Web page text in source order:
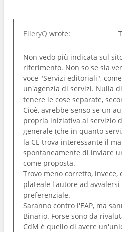
ElleryQ wrote:
Non vedo più indicata sul
riferimento. Non so se sia
voce "Servizi editoriali",
un'agenzia di servizi. Nulla
tenere le cose separate,
Cioè, avrebbe senso se un
propria iniziativa al servizio
generale (che in quanto
la CE trova interessante il
spontaneamente di inviare
come proposta.
Trovo meno corretto,
plateale l'autore ad
preferenziale.
Saranno contro l'EAP, ma
Binario. Forse sono da
CdM è quello di avere